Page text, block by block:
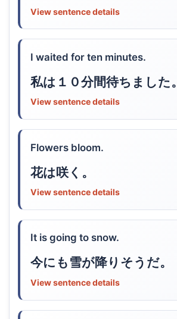
View sentence details
I waited for ten minutes.
私は１０分間待ちました。
View sentence details
Flowers bloom.
花は咲く。
View sentence details
It is going to snow.
今にも雪が降りそうだ。
View sentence details